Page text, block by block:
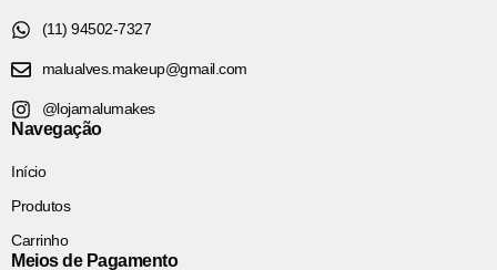
(11) 94502-7327
malualves.makeup@gmail.com
@lojamalumakes
Navegação
Início
Produtos
Carrinho
Meios de Pagamento